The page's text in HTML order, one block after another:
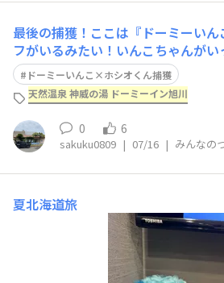
最後の捕獲！ここは『ドーミーい
フがいるみたい！いんこちゃんが
任務はこれにて終了！​全19棟(行く
選当たって、伊勢の『いにしえの宿
にしてもドーミーインが100棟以上
出来ていない…もっとドミ活を
ドーミーいんこ×ホシオくん捕獲
天然温泉 神威の湯 ドーミーイン旭川
0 6
sakuku0809 | 07/16 | みんなの
夏北海道旅